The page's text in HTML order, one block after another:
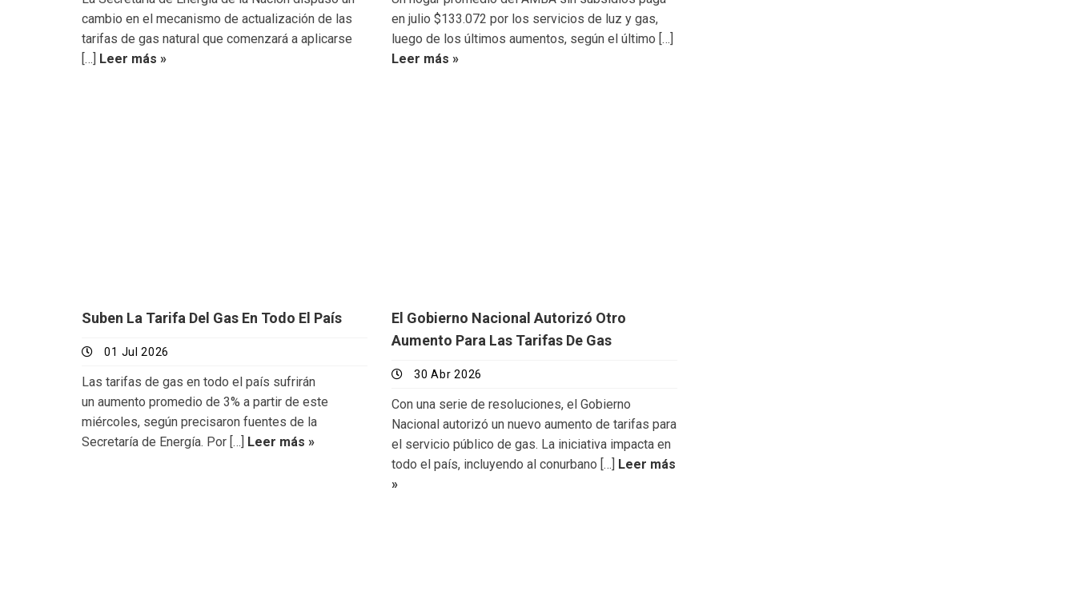
cambio en el mecanismo de actualización de las
tarifas de gas natural que comenzará a aplicarse
[…]
Leer más »
en julio $133.072 por los servicios de luz y gas,
luego de los últimos aumentos, según el último […]
Leer más »
Suben La Tarifa Del Gas En Todo El País
01 Jul 2026
Las tarifas de gas en todo el país sufrirán
un aumento promedio de 3% a partir de este
miércoles, según precisaron fuentes de la
Secretaría de Energía. Por […]
Leer más »
El Gobierno Nacional Autorizó Otro
Aumento Para Las Tarifas De Gas
30 Abr 2026
Con una serie de resoluciones, el Gobierno
Nacional autorizó un nuevo aumento de tarifas para
el servicio público de gas. La iniciativa impacta en
todo el país, incluyendo al conurbano […]
Leer más
»